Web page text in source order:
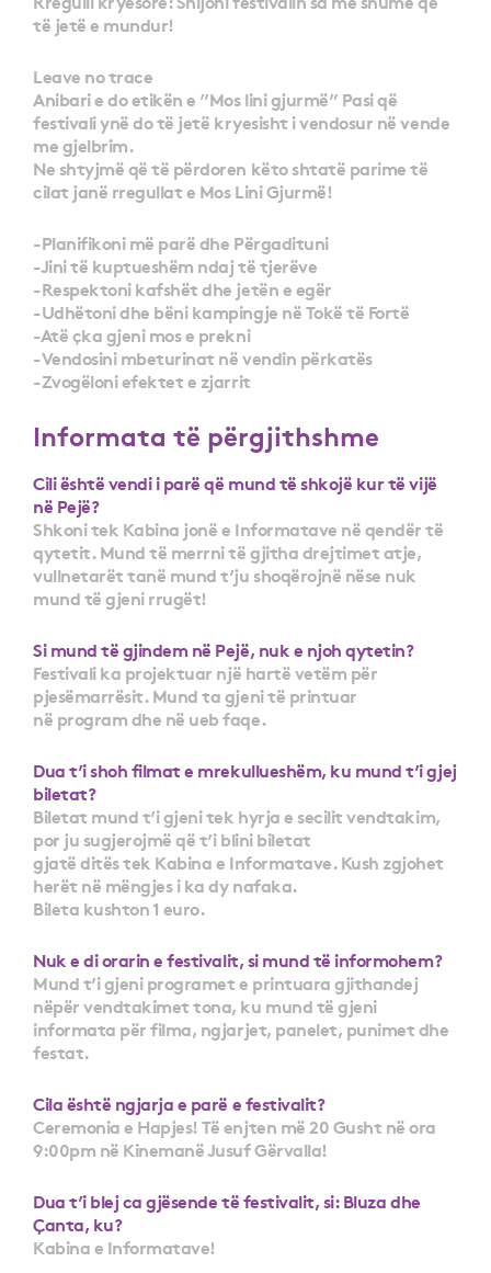
të jetë e mundur!
Leave no trace
Anibari e do etikën e ”Mos lini gjurmë” Pasi që
festivali ynë do të jetë kryesisht i vendosur në vende
me gjelbrim.
Ne shtyjmë që të përdoren këto shtatë parime të
cilat janë rregullat e Mos Lini Gjurmë!
-Planifikoni më parë dhe Përgadituni
-Jini të kuptueshëm ndaj të tjerëve
-Respektoni kafshët dhe jetën e egër
-Udhëtoni dhe bëni kampingje në Tokë të Fortë
-Atë çka gjeni mos e prekni
-Vendosini mbeturinat në vendin përkatës
-Zvogëloni efektet e zjarrit
Informata të përgjithshme
Cili është vendi i parë që mund të shkojë kur të vijë
në Pejë?
Shkoni tek Kabina jonë e Informatave në qendër të
qytetit. Mund të merrni të gjitha drejtimet atje,
vullnetarët tanë mund t’ju shoqërojnë nëse nuk
mund të gjeni rrugët!
Si mund të gjindem në Pejë, nuk e njoh qytetin?
Festivali ka projektuar një hartë vetëm për
pjesëmarrësit. Mund ta gjeni të printuar
në program dhe në ueb faqe.
Dua t’i shoh filmat e mrekullueshëm, ku mund t’i gjej
biletat?
Biletat mund t’i gjeni tek hyrja e secilit vendtakim,
por ju sugjerojmë që t’i blini biletat
gjatë ditës tek Kabina e Informatave. Kush zgjohet
herët në mëngjes i ka dy nafaka.
Bileta kushton 1 euro.
Nuk e di orarin e festivalit, si mund të informohem?
Mund t’i gjeni programet e printuara gjithandej
nëpër vendtakimet tona, ku mund të gjeni
informata për filma, ngjarjet, panelet, punimet dhe
festat.
Cila është ngjarja e parë e festivalit?
Ceremonia e Hapjes! Të enjten më 20 Gusht në ora
9:00pm në Kinemanë Jusuf Gërvalla!
Dua t’i blej ca gjësende të festivalit, si: Bluza dhe
Çanta, ku?
Kabina e Informatave!